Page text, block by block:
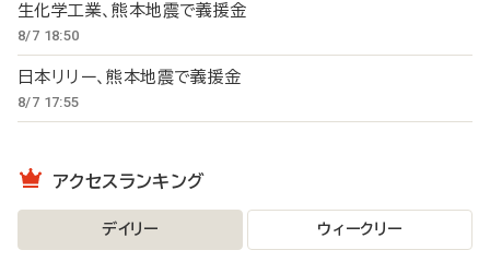
生化学工業、熊本地震で義援金
8/7 18:50
日本リリー、熊本地震で義援金
8/7 17:55
アクセスランキング
デイリー ウィークリー